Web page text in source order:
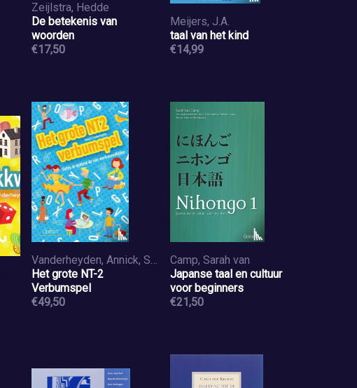
Zeijlstra, Hedde
De betekenis van
woorden
€17,50
Meijers, J.A.
taal van het kind
€14,99
Vanderheyden, Annick, Segers, Gunther
Het grote NT-2
Verbumspel
€49,50
Camp, Sarah van
Japanse taal en cultuur
voor beginners
€21,50